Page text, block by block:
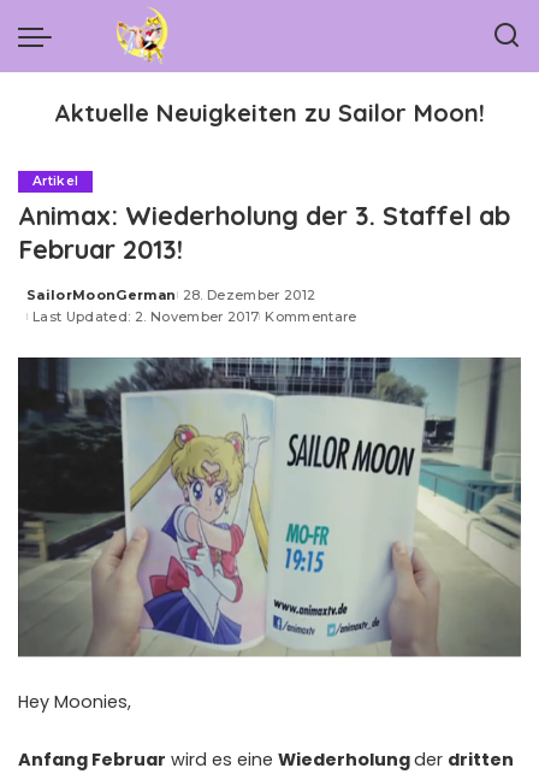
Aktuelle Neuigkeiten zu Sailor Moon!
Artikel
Animax: Wiederholung der 3. Staffel ab
Februar 2013!
Posted
by
SailorMoonGerman 28. Dezember 2012
Last Updated: 2. November 2017 Kommentare
Hey Moonies,
Anfang Februar wird es eine Wiederholungder dritten